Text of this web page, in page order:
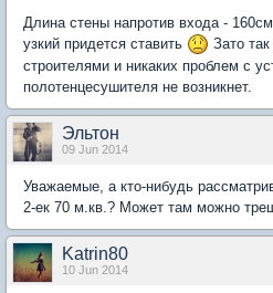
Длина стены напротив входа -
узкий придется ставить
Зато
строителями и никаких проблем с
полотенцесушителя не возникнет.
Эльтон
09 Jun 2014
Уважаемые, а кто-нибудь
2-ек 70 м.кв.? Может там можно
Katrin80
10 Jun 2014